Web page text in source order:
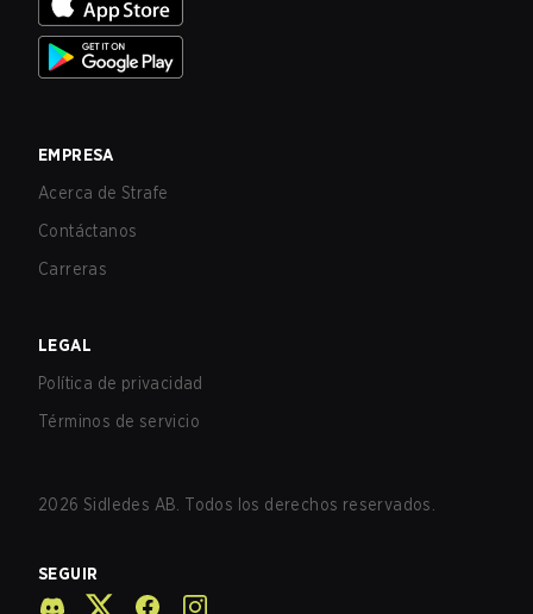
EMPRESA
Acerca de Strafe
Contáctanos
Carreras
LEGAL
Política de privacidad
Términos de servicio
2026 Sidledes AB. Todos los derechos reservados.
SEGUIR